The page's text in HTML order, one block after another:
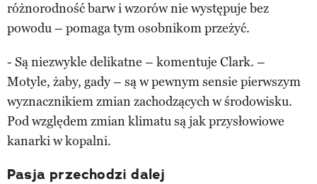
różnorodność barw i wzorów nie występuje bez
powodu – pomaga tym osobnikom przeżyć.
- Są niezwykle delikatne – komentuje Clark. –
Motyle, żaby, gady – są w pewnym sensie pierwszym
wyznacznikiem zmian zachodzących w środowisku.
Pod względem zmian klimatu są jak przysłowiowe
kanarki w kopalni.
Pasja przechodzi dalej